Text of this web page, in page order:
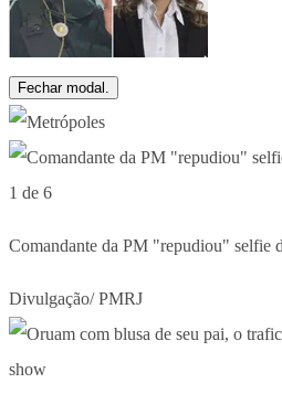
Fechar modal.
1 de 6
Comandante da PM "repudiou" selfie
Divulgação/ PMRJ